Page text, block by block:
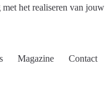
met het realiseren van
Magazine Contact